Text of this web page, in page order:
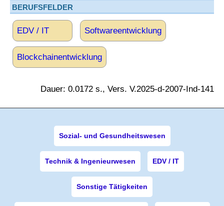
BERUFSFELDER
EDV / IT Softwareentwicklung
Blockchainentwicklung
Dauer: 0.0172 s., Vers. V.2025-d-2007-Ind-141
Sozial- und Gesundheitswesen
Technik & Ingenieurwesen EDV / IT
Sonstige Tätigkeiten